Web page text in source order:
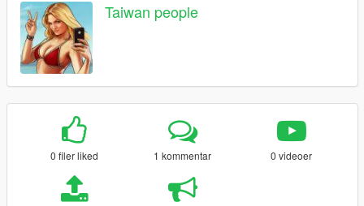
Taiwan people
0 filer liked 1 kommentar 0 videoer